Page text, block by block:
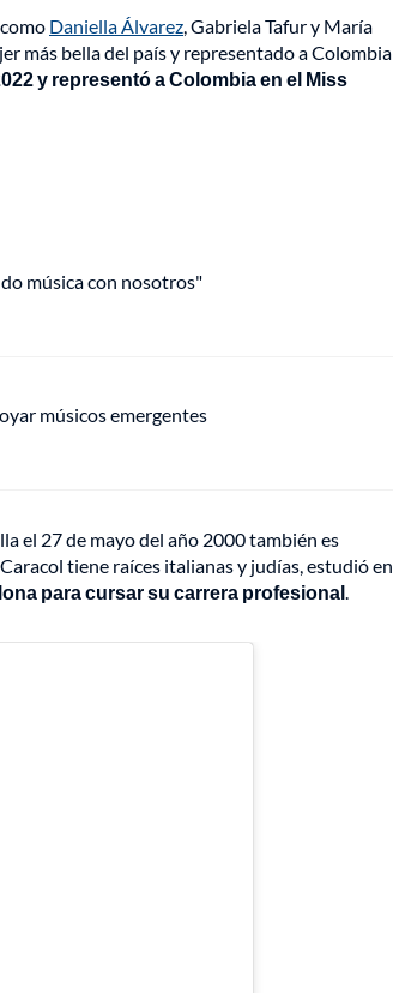
Daniella Álvarez, Gabriela Tafur y María
más bella del país y representado a Colombia
y representó a Colombia en el Miss
música con nosotros"
músicos emergentes
el 27 de mayo del año 2000 también es
tiene raíces italianas y judías, estudió en
para cursar su carrera profesional.